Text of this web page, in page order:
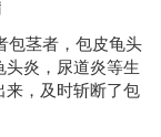
包茎者，包皮龟头
炎，尿道炎等生
来，及时斩断了包